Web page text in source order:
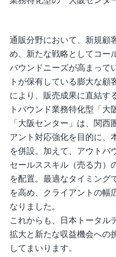
通販分野において、新規顧
め、新たな戦略としてコー
バウンドニーズが高まって
トが保有している膨大な顧
により、販売成果に直結す
トバウンド業務特化型「大
「大阪センター」は、関
アント対応強化を目的に、
を併設。加えて、アウトバ
セールススキル（売る力）
を配置。最適なタイミング
を高め、クライアントの幅
なりました。
これからも、日本トータル
拡大と新たな収益機会への
してまいります。